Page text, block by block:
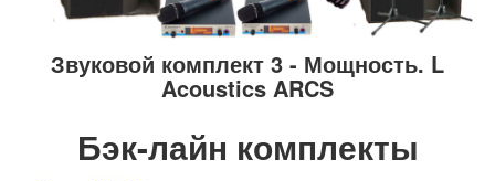
Звуковой комплект 3 - Мощность. L
Acoustics ARCS
Бэк-лайн комплекты